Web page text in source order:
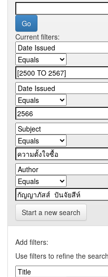
Current filters:
Start a new search
Add filters:
Use filters to refine the